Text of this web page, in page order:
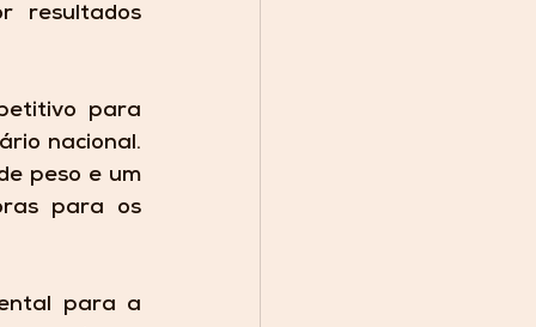
resultados
para
nacional.
peso e um
para os
para a